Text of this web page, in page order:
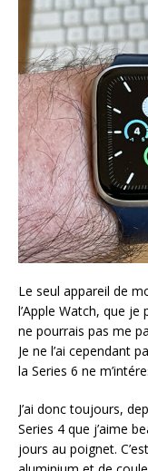
Le seul appareil de
l’Apple Watch, que
ne pourrais pas me
Je ne l’ai cependant
la Series 6 ne
J’ai donc toujours,
Series 4 que j’aime
jours au poignet.